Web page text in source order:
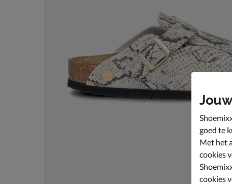
goed te
Met het
cookies
cookies